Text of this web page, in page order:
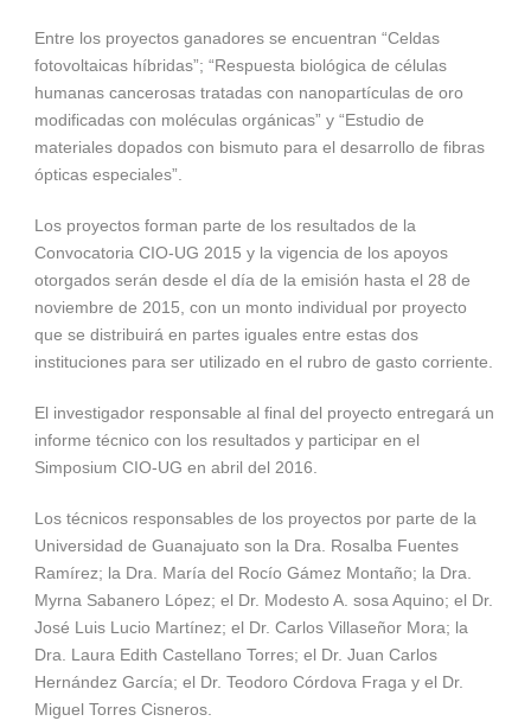
Entre los proyectos ganadores se encuentran “Celdas
fotovoltaicas híbridas”; “Respuesta biológica de células
humanas cancerosas tratadas con nanopartículas de oro
modificadas con moléculas orgánicas” y “Estudio de
materiales dopados con bismuto para el desarrollo de fibras
ópticas especiales”.
Los proyectos forman parte de los resultados de la
Convocatoria CIO-UG 2015 y la vigencia de los apoyos
otorgados serán desde el día de la emisión hasta el 28 de
noviembre de 2015, con un monto individual por proyecto
que se distribuirá en partes iguales entre estas dos
instituciones para ser utilizado en el rubro de gasto corriente.
El investigador responsable al final del proyecto entregará un
informe técnico con los resultados y participar en el
Simposium CIO-UG en abril del 2016.
Los técnicos responsables de los proyectos por parte de la
Universidad de Guanajuato son la Dra. Rosalba Fuentes
Ramírez; la Dra. María del Rocío Gámez Montaño; la Dra.
Myrna Sabanero López; el Dr. Modesto A. sosa Aquino; el Dr.
José Luis Lucio Martínez; el Dr. Carlos Villaseñor Mora; la
Dra. Laura Edith Castellano Torres; el Dr. Juan Carlos
Hernández García; el Dr. Teodoro Córdova Fraga y el Dr.
Miguel Torres Cisneros.